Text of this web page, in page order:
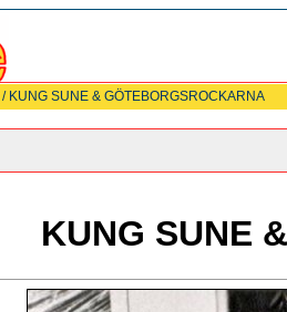
/ KUNG SUNE & GÖTEBORGSROCKARNA
KUNG SUNE